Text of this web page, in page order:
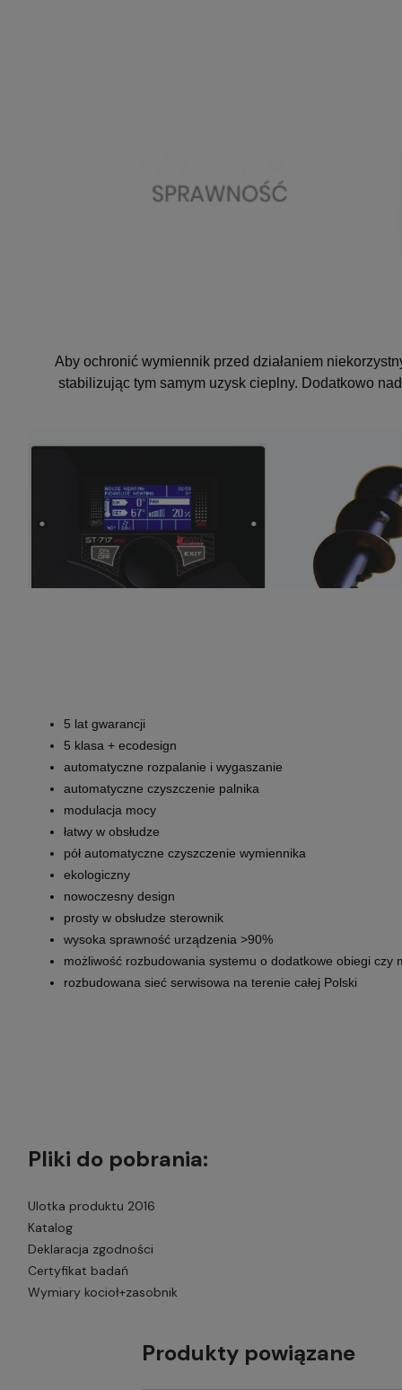
Aby ochronić wymiennik przed działaniem
stabilizując tym samym uzysk cieplny. Dodatkowo
5 lat gwarancji
5 klasa + ecodesign
automatyczne rozpalanie i wygaszanie
automatyczne czyszczenie palnika
modulacja mocy
łatwy w obsłudze
pół automatyczne czyszczenie wymiennika
ekologiczny
nowoczesny design
prosty w obsłudze sterownik
wysoka sprawność urządzenia >90%
możliwość rozbudowania systemu o dodatkowe obiegi czy
rozbudowana sieć serwisowa na terenie całej Polski
Pliki do pobrania:
Ulotka produktu 2016
Katalog
Deklaracja zgodności
Certyfikat badań
Wymiary kocioł+zasobnik
Produkty powiązane